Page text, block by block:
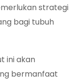
strategi
bagi tubuh
ini akan
bermanfaat